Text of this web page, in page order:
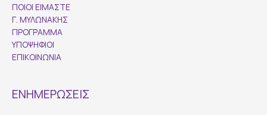
ΠΟΙΟΙ ΕΙΜΑΣΤΕ
Γ. ΜΥΛΩΝΑΚΗΣ
ΠΡΟΓΡΑΜΜΑ
ΥΠΟΨΗΦΙΟΙ
ΕΠΙΚΟΙΝΩΝΙΑ
ΕΝΗΜΕΡΩΣΕΙΣ